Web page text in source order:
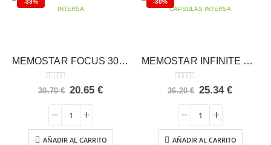
-33%
MEMOSTAR FOCUS 30 SOBRES INTERSA
0 out of 5
30.70€ El
original
era:
30.70 €.
20.65€El
20.65 €.
AÑADIR AL CARRITO
-30%
MEMOSTAR INFINITE & BACOPA 60 CAPSULAS INTERSA
0 out of 5
36.20€ El
original
era:
36.20 €.
25.34€El
25.34 €.
AÑADIR AL CARRITO